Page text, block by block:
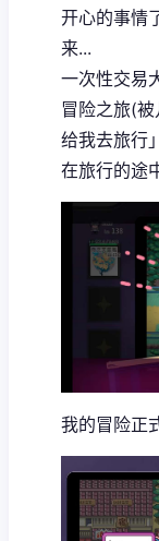
开心的事情
来...
一次性交易
冒险之旅(
给我去旅行
在旅行的途
我的冒险正